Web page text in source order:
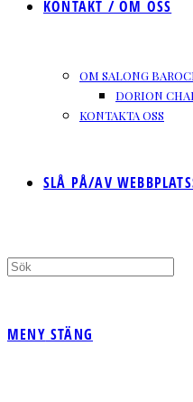
KONTAKT / OM OSS
OM SALONG
DORION
KONTAKTA OSS
SLÅ PÅ/AV
MENY STÄNG